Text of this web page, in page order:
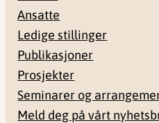
Ansatte
Ledige stillinger
Publikasjoner
Prosjekter
Seminarer og
Meld deg på vårt